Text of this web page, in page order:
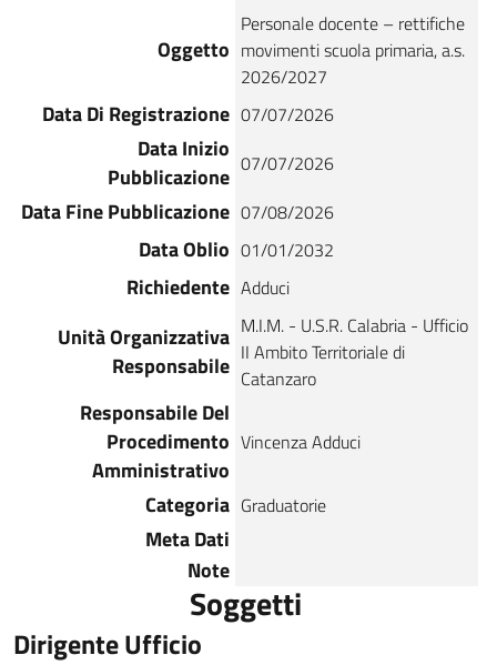
Oggetto
Personale docente – rettifiche
movimenti scuola primaria, a.s.
2026/2027
Data Di Registrazione 07/07/2026
Data Inizio
Pubblicazione 07/07/2026
Data Fine Pubblicazione 07/08/2026
Data Oblio 01/01/2032
Richiedente Adduci
Unità Organizzativa
Responsabile
M.I.M. - U.S.R. Calabria - Ufficio
II Ambito Territoriale di
Catanzaro
Responsabile Del
Procedimento
Amministrativo
Vincenza Adduci
Categoria Graduatorie
Meta Dati
Note
Soggetti
Dirigente Ufficio